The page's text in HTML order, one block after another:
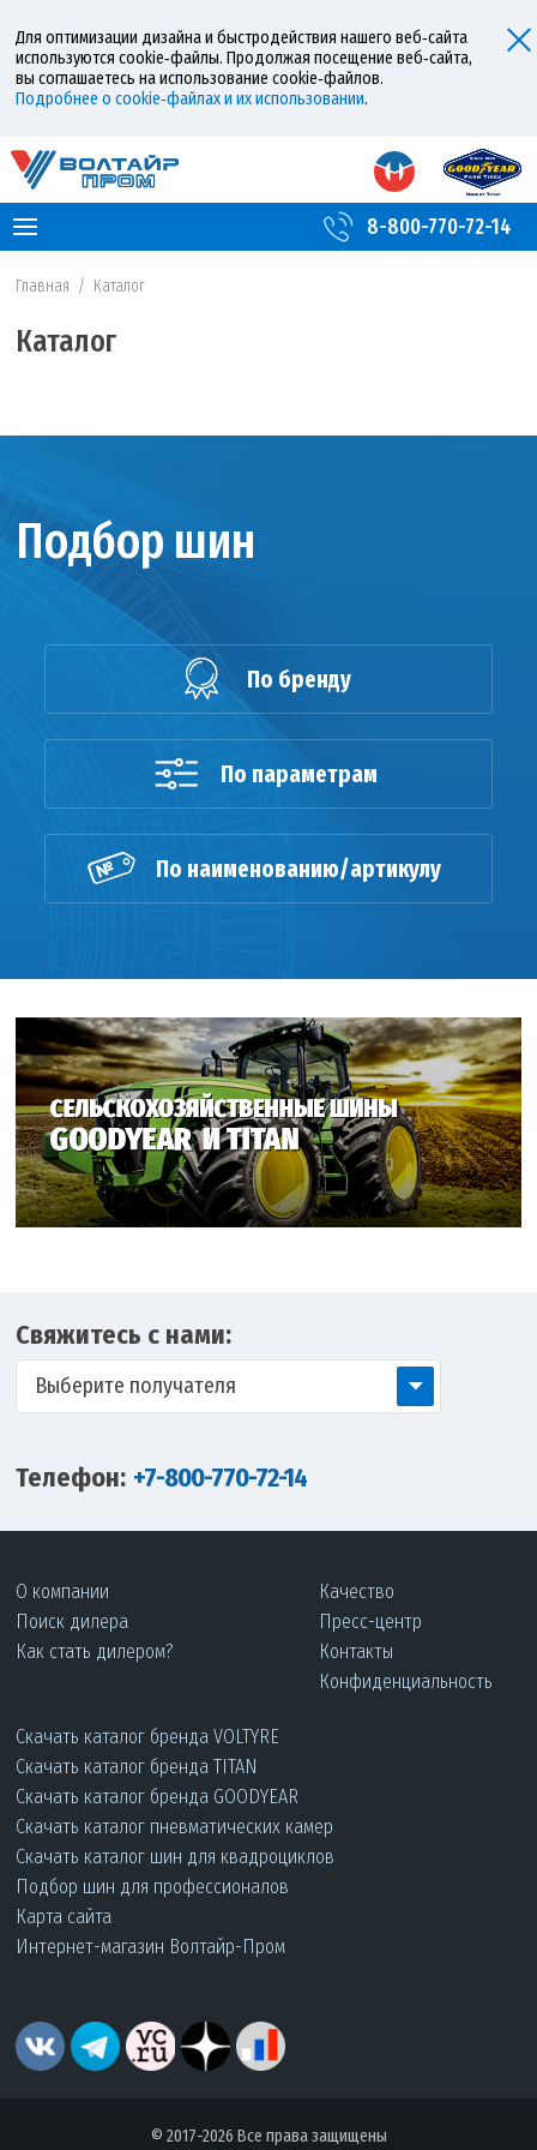
Для оптимизации дизайна и быстродействия нашего веб‑сайта
используются cookie‑файлы. Продолжая посещение веб‑сайта,
вы соглашаетесь на использование cookie‑файлов.
Подробнее о cookie‑файлах и их использовании.
8-800-770-72-14
Главная / Каталог
Каталог
Подбор шин
По бренду
По параметрам
По наименованию/артикулу
Свяжитесь с нами:
Выберите получателя
Телефон: +7-800-770-72-14
О компании
Поиск дилера
Как стать дилером?
Качество
Пресс-центр
Контакты
Конфиденциальность
Скачать каталог бренда VOLTYRE
Скачать каталог бренда TITAN
Скачать каталог бренда GOODYEAR
Скачать каталог пневматических камер
Скачать каталог шин для квадроциклов
Подбор шин для профессионалов
Карта сайта
Интернет-магазин Волтайр-Пром
© 2017-2026 Все права защищены